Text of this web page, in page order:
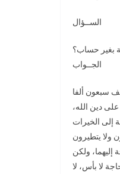
الســؤال
بغير حساب؟
الجــواب
دين الله،
إليهما، ولكن
لا بأس، لا